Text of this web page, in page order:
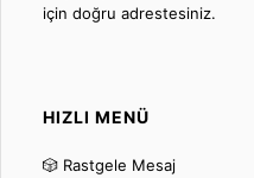
için doğru adrestesiniz.
HIZLI MENÜ
🎲 Rastgele Mesaj